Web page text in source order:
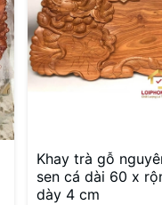
Khay trà gỗ
sen cá dài 60 x
dày 4 cm